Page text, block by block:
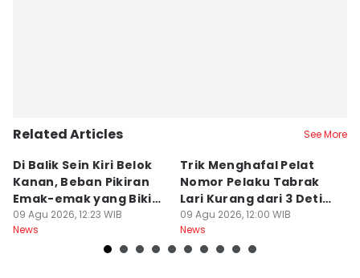
Related Articles See More
Di Balik Sein Kiri Belok
Kanan, Beban Pikiran
Emak-emak yang Bikin
Gagal fokus di Jalan
09 Agu 2026, 12:23 WIB
News
Trik Menghafal Pelat
Nomor Pelaku Tabrak
Lari Kurang dari 3 Detik
di Tengah Kepanikan
09 Agu 2026, 12:00 WIB
News